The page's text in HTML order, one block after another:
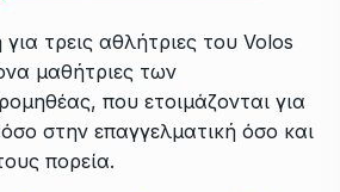
τρεις αθλήτριες του Volos
μαθήτριες των
που ετοιμάζονται για
στην επαγγελματική όσο και
πορεία.